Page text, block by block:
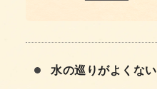
水の巡りがよくない